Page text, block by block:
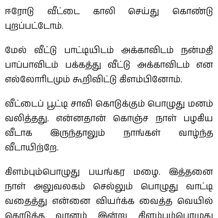
ஈரோடு வீட்டை காலி செய்து கொண்டு
புறப்பட்டோம்.
மேல் வீட்டு பாட்டியிடம் அக்காவிடம் நன்மதி
பாப்பாவிடம் பக்கத்து வீட்டு அக்காவிடம் என
எல்லோரிடமும் கூறிவிட்டு கிளம்பினோம்.
வீட்டைப் பூட்டி சாவி கொடுக்கும் பொழுது மனம்
வலித்தது. என்னதான் கொஞ்ச நாள் பழகிய
வீடாக இருந்தாலும் நாங்கள் வாழ்ந்த
வீடாயிற்றே.
கிளம்பும்பொழுது பயங்கர மழை. இத்தனை
நாள் அலுவலகம் செல்லும் பொழுது வாட்டி
வதைத்து என்னை வியர்க்க வைத்த வெயில்